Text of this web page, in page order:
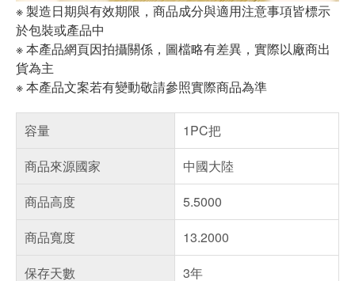
※ 製造日期與有效期限，商品成分與適用注意事項皆標示
於包裝或產品中
※ 本產品網頁因拍攝關係，圖檔略有差異，實際以廠商出
貨為主
※ 本產品文案若有變動敬請參照實際商品為準
容量
1PC把
商品來源國家
中國大陸
商品高度
5.5000
商品寬度
13.2000
保存天數
3年